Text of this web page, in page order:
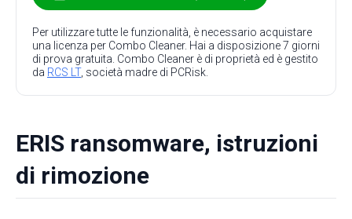
Per utilizzare tutte le funzionalità, è necessario acquistare
una licenza per Combo Cleaner. Hai a disposizione 7 giorni
di prova gratuita. Combo Cleaner è di proprietà ed è gestito
da RCS LT, società madre di PCRisk.
ERIS ransomware, istruzioni
di rimozione